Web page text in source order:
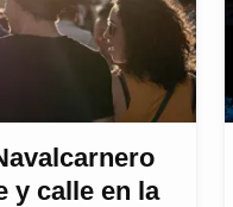
y calle en la